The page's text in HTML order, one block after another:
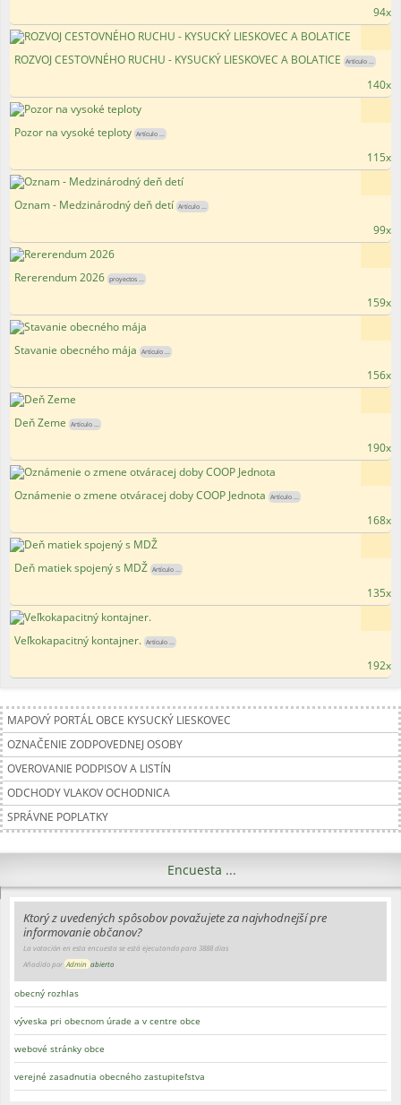
94x
ROZVOJ CESTOVNÉHO RUCHU - KYSUCKÝ LIESKOVEC A BOLATICE Artículo ...
140x
Pozor na vysoké teploty Artículo ...
115x
Oznam - Medzinárodný deň detí Artículo ...
99x
Rererendum 2026 proyectos ...
159x
Stavanie obecného mája Artículo ...
156x
Deň Zeme Artículo ...
190x
Oznámenie o zmene otváracej doby COOP Jednota Artículo ...
168x
Deň matiek spojený s MDŽ Artículo ...
135x
Veľkokapacitný kontajner. Artículo ...
192x
MAPOVÝ PORTÁL OBCE KYSUCKÝ LIESKOVEC
OZNAČENIE ZODPOVEDNEJ OSOBY
OVEROVANIE PODPISOV A LISTÍN
ODCHODY VLAKOV OCHODNICA
SPRÁVNE POPLATKY
Encuesta ...
Ktorý z uvedených spôsobov považujete za najvhodnejší pre
informovanie občanov?
La votación en esta encuesta se está ejecutando para 3888 dias
Añadido por Admin abierto
obecný rozhlas
výveska pri obecnom úrade a v centre obce
webové stránky obce
verejné zasadnutia obecného zastupiteľstva